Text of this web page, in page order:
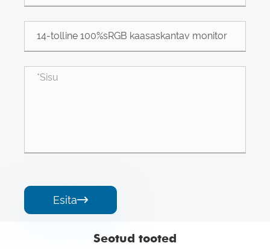
Esita
Seotud tooted